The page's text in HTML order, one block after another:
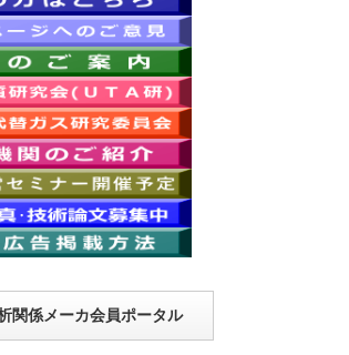
関係メーカ会員ポータル